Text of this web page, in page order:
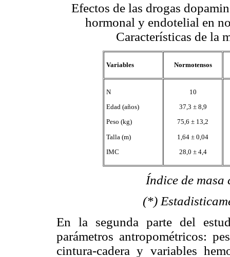
Efectos de las drogas
hormonal y endotelial en
Características de la
Variables Normotensos
N
Edad (años)
Peso (kg)
Talla (m)
IMC
10
37,3 ± 8,9
75,6 ± 13,2
1,64 ± 0,04
28,0 ± 4,4
Índice de masa
(*) Estadisticamente
En la segunda parte del
parámetros antropométricos:
cintura-cadera y variables